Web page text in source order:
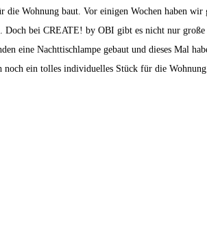
Wohnung baut. Vor einigen Wochen haben wir
bei CREATE! by OBI gibt es nicht nur
eine Nachttischlampe gebaut und dieses Mal
noch ein tolles individuelles Stück für die